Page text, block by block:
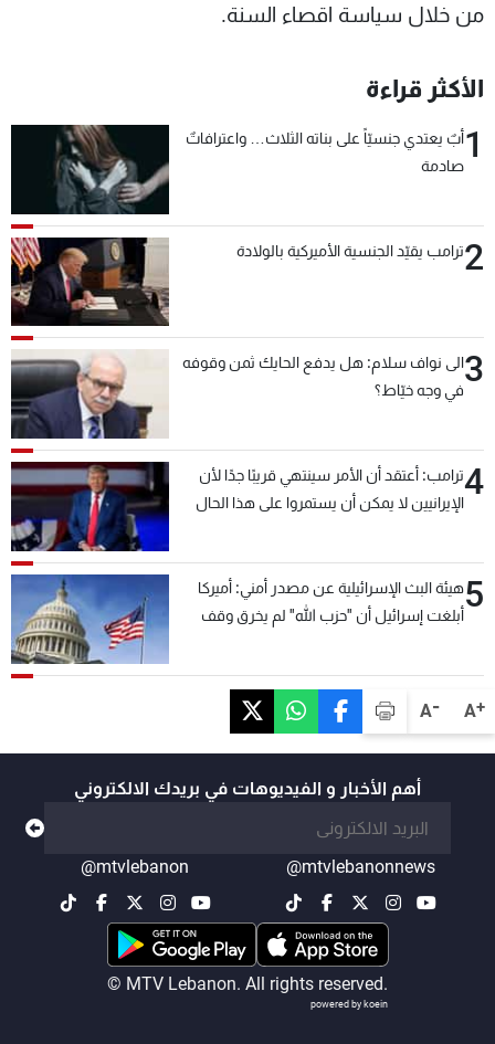
A+
A-
من خلال سياسة اقصاء السنة.
الأكثر قراءة
1أبٌ يعتدي جنسيّاً على بناته الثلاث… واعترافاتٌ
صادمة
2ترامب يقيّد الجنسية الأميركية بالولادة
3الى نواف سلام: هل يدفع الحايك ثمن وقوفه
في وجه خيّاط؟
4ترامب: أعتقد أن الأمر سينتهي قريبًا جدًا لأن
الإيرانيين لا يمكن أن يستمروا على هذا الحال
5هيئة البث الإسرائيلية عن مصدر أمني: أميركا
أبلغت إسرائيل أن "حزب الله" لم يخرق وقف
أهم الأخبار و الفيديوهات في بريدك الالكتروني
@mtvlebanonnews
@mtvlebanon
© MTV Lebanon. All rights reserved.
powered by koein